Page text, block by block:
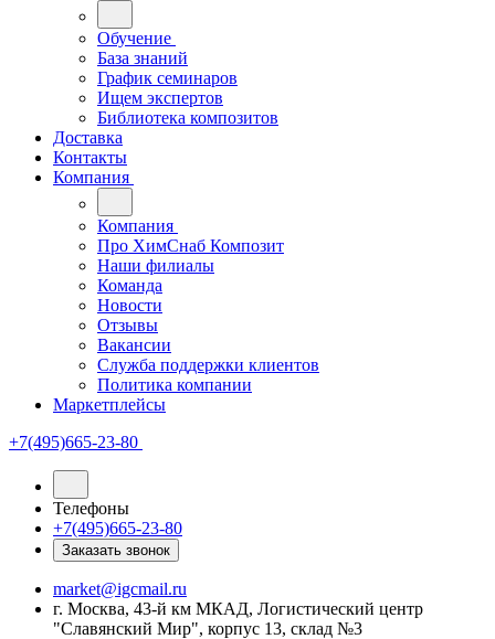
Обучение
База знаний
График семинаров
Ищем экспертов
Библиотека композитов
Доставка
Контакты
Компания
Компания
Про ХимСнаб Композит
Наши филиалы
Команда
Новости
Отзывы
Вакансии
Служба поддержки клиентов
Политика компании
Маркетплейсы
+7(495)665-23-80
Телефоны
+7(495)665-23-80
Заказать звонок
market@igcmail.ru
г. Москва, 43-й км МКАД, Логистический центр
"Славянский Мир", корпус 13, склад №3